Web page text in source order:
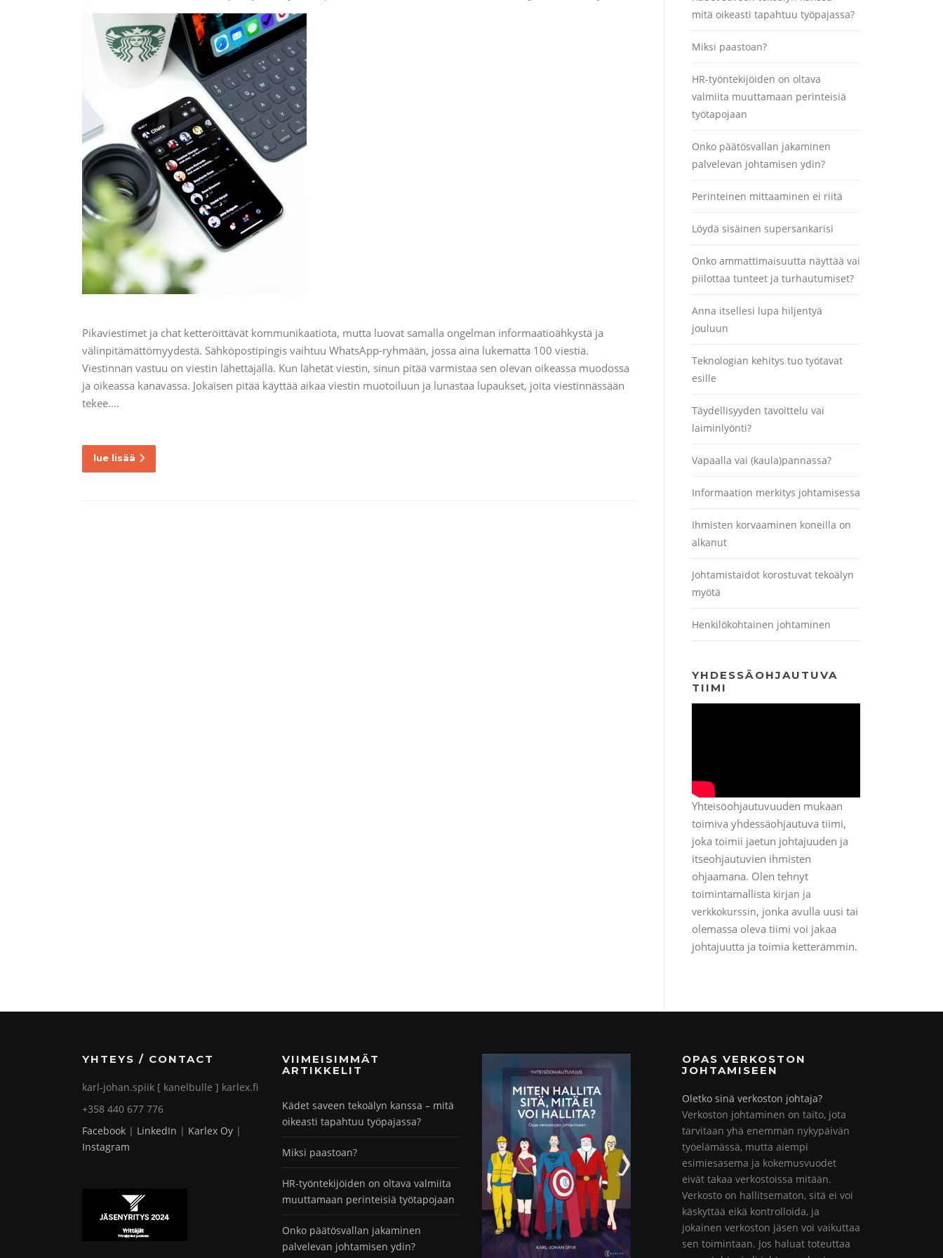
Pikaviestimet ja chat ketteröittävät kommunikaatiota, mutta luovat samalla ongelman informaatioähkystä ja
välinpitämättömyydestä. Sähköpostipingis vaihtuu WhatsApp-ryhmään, jossa aina lukematta 100 viestiä.
Viestinnän vastuu on viestin lähettäjällä. Kun lähetät viestin, sinun pitää varmistaa sen olevan oikeassa muodossa
ja oikeassa kanavassa. Jokaisen pitää käyttää aikaa viestin muotoiluun ja lunastaa lupaukset, joita viestinnässään
tekee….
lue lisää
mitä oikeasti tapahtuu työpajassa?
Miksi paastoan?
HR-työntekijöiden on oltava
valmiita muuttamaan perinteisiä
työtapojaan
Onko päätösvallan jakaminen
palvelevan johtamisen ydin?
Perinteinen mittaaminen ei riitä
Löydä sisäinen supersankarisi
Onko ammattimaisuutta näyttää vai
piilottaa tunteet ja turhautumiset?
Anna itsellesi lupa hiljentyä
jouluun
Teknologian kehitys tuo työtavat
esille
Täydellisyyden tavoittelu vai
laiminlyönti?
Vapaalla vai (kaula)pannassa?
Informaation merkitys johtamisessa
Ihmisten korvaaminen koneilla on
alkanut
Johtamistaidot korostuvat tekoälyn
myötä
Henkilökohtainen johtaminen
YHDESSÄOHJAUTUVA
TIIMI
Yhteisöohjautuvuuden mukaan
toimiva yhdessäohjautuva tiimi,
joka toimii jaetun johtajuuden ja
itseohjautuvien ihmisten
ohjaamana. Olen tehnyt
toimintamallista kirjan ja
verkkokurssin, jonka avulla uusi tai
olemassa oleva tiimi voi jakaa
johtajuutta ja toimia ketterämmin.
YHTEYS / CONTACT
karl-johan.spiik [ kanelbulle ] karlex.fi
+358 440 677 776
Facebook | LinkedIn | Karlex Oy |
Instagram
VIIMEISIMMÄT
ARTIKKELIT
Kädet saveen tekoälyn kanssa – mitä
oikeasti tapahtuu työpajassa?
Miksi paastoan?
HR-työntekijöiden on oltava valmiita
muuttamaan perinteisiä työtapojaan
Onko päätösvallan jakaminen
palvelevan johtamisen ydin?
OPAS VERKOSTON
JOHTAMISEEN
Oletko sinä verkoston johtaja?
Verkoston johtaminen on taito, jota
tarvitaan yhä enemmän nykypäivän
työelämässä, mutta aiempi
esimiesasema ja kokemusvuodet
eivät takaa verkostoissa mitään.
Verkosto on hallitsematon, sitä ei voi
käskyttää eikä kontrolloida, ja
jokainen verkoston jäsen voi vaikuttaa
sen toimintaan. Jos haluat toteuttaa